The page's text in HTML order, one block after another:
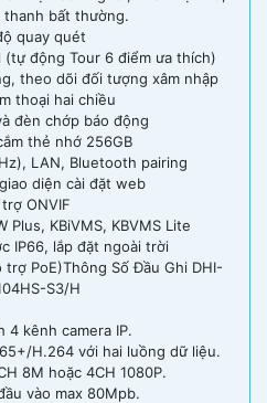
thanh bất thường.
quay quét
(tự động Tour 6 điểm ưa thích)
theo dõi đối tượng xâm nhập
thoại hai chiều
đèn chớp báo động
thẻ nhớ 256GB
LAN, Bluetooth pairing
diện cài đặt web
ONVIF
Plus, KBiVMS, KBVMS Lite
IP66, lắp đặt ngoài trời
PoE)Thông Số Đầu Ghi DHI-
S3/H
4 kênh camera IP.
H.264 với hai luồng dữ liệu.
8M hoặc 4CH 1080P.
vào max 80Mpb.